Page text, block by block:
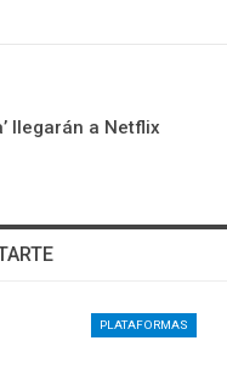
llegarán a Netflix
PLATAFORMAS